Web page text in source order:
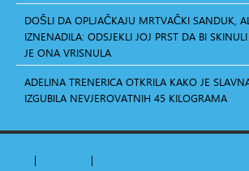
DOŠLI DA OPLJAČKAJU MRTVAČKI SANDUK,
IZNENADILA: ODSJEKLI JOJ PRST DA BI
JE ONA VRISNULA
ADELINA TRENERICA OTKRILA KAKO JE
IZGUBILA NEVJEROVATNIH 45 KILOGRAMA
| |